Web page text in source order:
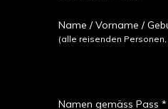
Name / Vorname /
(alle reisenden
Namen gemäss Pass *